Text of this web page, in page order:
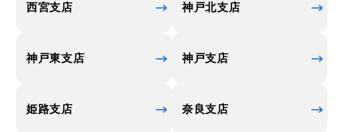
西宮支店 神戸北支店
神戸東支店 神戸支店
姫路支店 奈良支店